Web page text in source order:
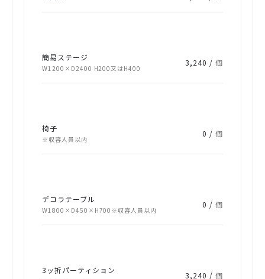
簡易ステージ
W1200×D2400 H200又はH400
3,240 /個
椅子
※収容人員以内
0 /個
デコラテーブル
W1800×D450×H700※収容人員以内
0 /個
3ッ折パーティション 3,240 /個